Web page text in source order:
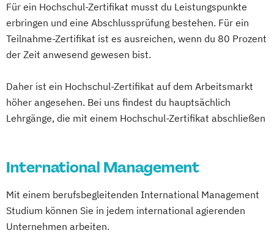
Business Coaching & Change Management
Business Development
Change Management Controlling
Digital Business Management
Digital Business Management (Kurzversion)
Englische Handels- und
English for Business
Ernährungswissenschaften
Für ein Hochschul-Zertifikat musst du Leistungspunkte
erbringen und eine Abschlussprüfung bestehen. Für ein
Teilnahme-Zertifikat ist es ausreichen, wenn du 80 Prozent
der Zeit anwesend gewesen bist.
Daher ist ein Hochschul-Zertifikat auf dem Arbeitsmarkt
höher angesehen. Bei uns findest du hauptsächlich
Lehrgänge, die mit einem Hochschul-Zertifikat abschließen
International Management
Mit einem berufsbegleitenden International Management
Studium können Sie in jedem international agierenden
Unternehmen arbeiten.